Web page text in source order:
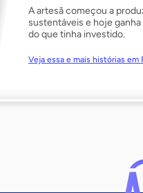
A artesã começou a
sustentáveis e hoje ganha
do que tinha investido.
Veja essa e mais histórias em